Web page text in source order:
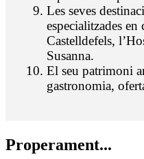
Les seves
especialitzades
Castelldefels,
Susanna.
El seu patrimoni
gastronomia,
Properament...